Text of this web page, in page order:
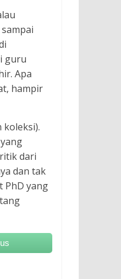
guru
Apa
hampir
koleksi).
dari
dan tak
PhD yang